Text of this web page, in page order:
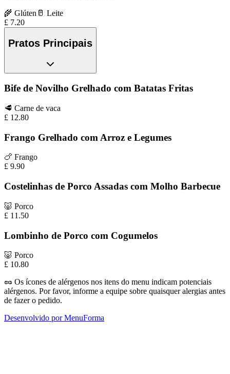
🌾 Glúten 🥛 Leite
£ 7.20
Pratos Principais
Bife de Novilho Grelhado com Batatas Fritas
🥩 Carne de vaca
£ 12.80
Frango Grelhado com Arroz e Legumes
🍗 Frango
£ 9.90
Costelinhas de Porco Assadas com Molho Barbecue
🐷 Porco
£ 11.50
Lombinho de Porco com Cogumelos
🐷 Porco
£ 10.80
🥜 Os ícones de alérgenos nos itens do menu indicam potenciais
alérgenos. Por favor, informe a equipe sobre quaisquer alergias antes
de fazer o pedido.
Desenvolvido por MenuForma